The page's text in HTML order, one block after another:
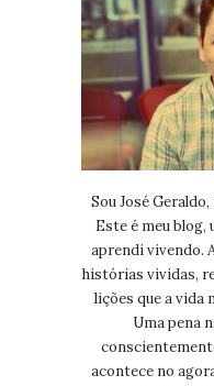
Sou José
Este é meu blog,
aprendi vivendo.
histórias vividas,
lições que a vida
Uma pena
acontece no